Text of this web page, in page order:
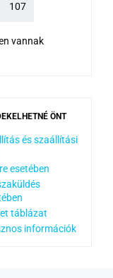
107
vannak
ÖNT
és szaállítási
esetében
táblázat
információk